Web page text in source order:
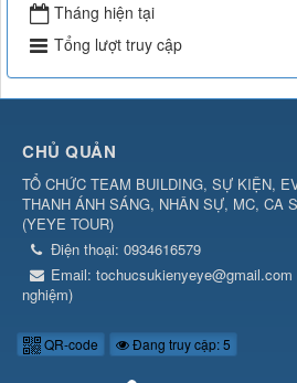
Tháng hiện tại
Tổng lượt truy cập
CHỦ QUẢN
TỔ CHỨC TEAM BUILDING, SỰ KIỆN,
THANH ÁNH SÁNG, NHÂN SỰ, MC, CA
(YEYE TOUR)
Điện thoại: 0934616579
Email: tochucsukienyeye@gmail.com
nghiệm)
QR-code Đang truy cập: 5